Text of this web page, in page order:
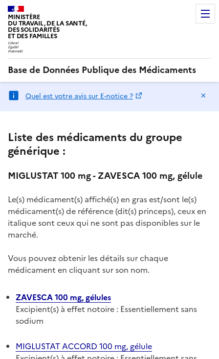
MINISTÈRE
DU TRAVAIL, DE LA SANTÉ,
DES SOLIDARITÉS
ET DES FAMILLES
Base de Données Publique des Médicaments
Quel est votre avis sur E-notice ?
Liste des médicaments du groupe
générique :
MIGLUSTAT 100 mg - ZAVESCA 100 mg, gélule
Le(s) médicament(s) affiché(s) en gras est/sont le(s)
médicament(s) de référence (dit(s) princeps), ceux en
italique sont ceux qui ne sont pas disponibles sur le
marché.
Vous pouvez obtenir les détails sur chaque
médicament en cliquant sur son nom.
ZAVESCA 100 mg, gélules
Excipient(s) à effet notoire : Essentiellement sans
sodium
MIGLUSTAT ACCORD 100 mg, gélule